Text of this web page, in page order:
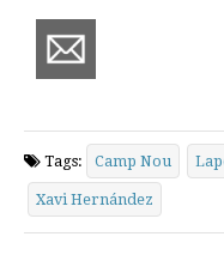
Tags: Camp Nou
Xavi Hernández